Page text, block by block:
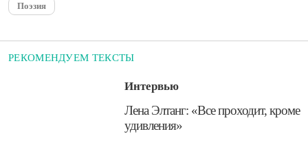
Поэзия
РЕКОМЕНДУЕМ ТЕКСТЫ
Интервью
​Лена Элтанг: «Все проходит, кроме
удивления»